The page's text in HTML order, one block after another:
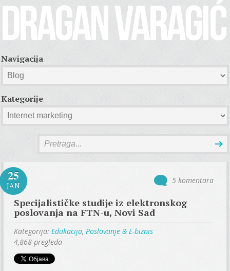
Navigacija
Kategorije
25
JAN
5 komentara
Specijalističke studije iz elektronskog
poslovanja na FTN-u, Novi Sad
Kategorija: Edukacija,Poslovanje & E-biznis
4,868 pregleda